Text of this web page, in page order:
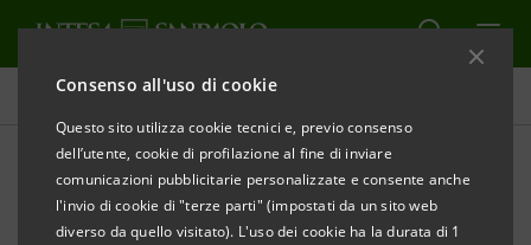
Consenso all'uso di cookie
Questo sito utilizza cookie tecnici e, previo consenso
dell’utente, cookie di profilazione al fine di inviare
comunicazioni pubblicitarie personalizzate e consente anche
l'invio di cookie di "terze parti" (impostati da un sito web
diverso da quello visitato). L'uso dei cookie ha la durata di 1
Ultime notizie e approfondimenti
Regole per la riduzione dei